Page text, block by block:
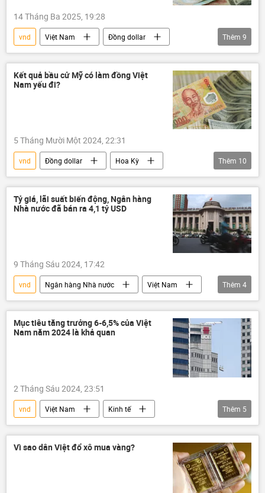
14 Tháng Ba 2025, 19:28
vnd Việt Nam
Đồng dollar
Kinh tế
thông tin
Chính trị
Ngân hàng Nhà nước
Ngân hàng Nhà nước VN
Thêm 9
Kết quả bầu cử Mỹ có làm đồng Việt
Nam yếu đi?
5 Tháng Mười Một 2024, 22:31
vnd Đồng dollar
Hoa Kỳ
bầu cử Tổng thống Hoa Kỳ
Kamala Harris
Donald Trump
Việt Nam
Chính trị
thông tin
phương Tây
Vietcombank
Thêm 10
Tỷ giá, lãi suất biến động, Ngân hàng
Nhà nước đã bán ra 4,1 tỷ USD
9 Tháng Sáu 2024, 17:42
vnd Ngân hàng Nhà nước
Việt Nam
Kinh tế
Kinh doanh
usd
thương mại
Thêm 4
Mục tiêu tăng trưởng 6-6,5% của Việt
Nam năm 2024 là khả quan
2 Tháng Sáu 2024, 23:51
vnd Việt Nam
Kinh tế
Kinh doanh
tăng trưởng kinh tế
FDI
đầu tư Ngân hàng Nhà nước
Thêm 5
Vì sao dân Việt đổ xô mua vàng?